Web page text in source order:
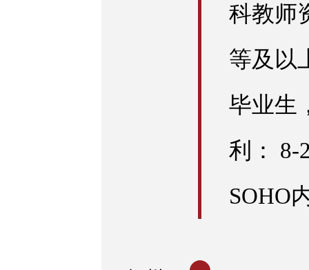
科教师
等及以
毕业生
利： 8-
SOHO